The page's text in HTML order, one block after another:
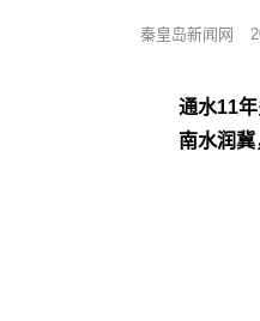
秦皇岛新闻网
通水11
南水润冀